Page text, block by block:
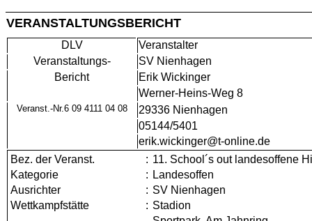
VERANSTALTUNGSBERICHT
DLV
Veranstalter
Veranstaltungs-
SV Nienhagen
Bericht
Erik Wickinger
Werner-Heins-Weg 8
Veranst.-Nr.6 09 4111 04 08
29336 Nienhagen
05144/5401
erik.wickinger@t-online.de
Bez. der Veranst.
: 11. School´s out landesoffene
Kategorie
: Landesoffen
Ausrichter
: SV Nienhagen
Wettkampfstätte
: Stadion